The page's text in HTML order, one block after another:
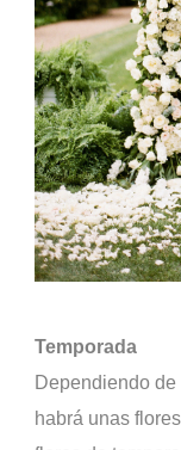
Temporada
Dependiendo
habrá unas